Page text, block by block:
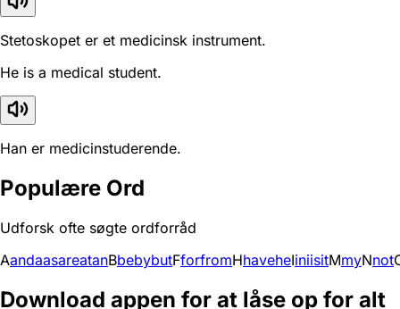
Stetoskopet er et medicinsk instrument.
He is a medical student.
Han er medicinstuderende.
Populære Ord
Udforsk ofte søgte ordforråd
AandaasareatanBbebybutFforfromHhaveheIiniisitMmyNnot
Download appen for at låse op for alt